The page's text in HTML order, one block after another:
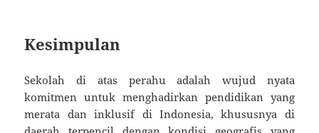
Kesimpulan
Sekolah di atas perahu adalah wujud nyata
komitmen untuk menghadirkan pendidikan yang
merata dan inklusif di Indonesia, khususnya di